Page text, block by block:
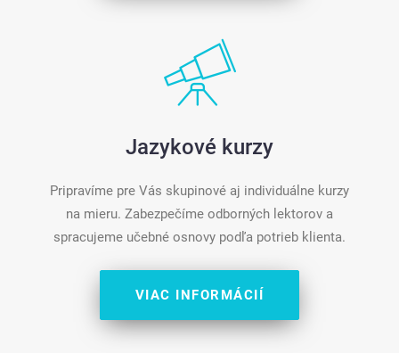
Jazykové kurzy
Pripravíme pre Vás skupinové aj individuálne kurzy
na mieru. Zabezpečíme odborných lektorov a
spracujeme učebné osnovy podľa potrieb klienta.
VIAC INFORMÁCIÍ